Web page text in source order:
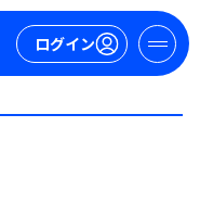
ログイン